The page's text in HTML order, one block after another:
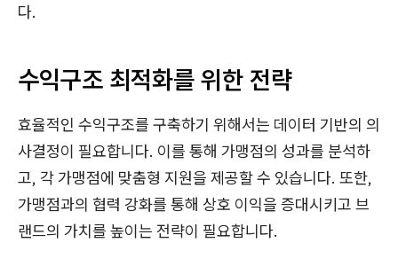
다.
수익구조 최적화를 위한 전략
효율적인 수익구조를 구축하기 위해서는 데이터 기반의 의
사결정이 필요합니다. 이를 통해 가맹점의 성과를 분석하
고, 각 가맹점에 맞춤형 지원을 제공할 수 있습니다. 또한,
가맹점과의 협력 강화를 통해 상호 이익을 증대시키고 브
랜드의 가치를 높이는 전략이 필요합니다.